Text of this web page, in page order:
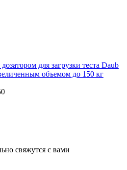
для загрузки теста Daub
объемом до 150 кг
свяжутся с вами